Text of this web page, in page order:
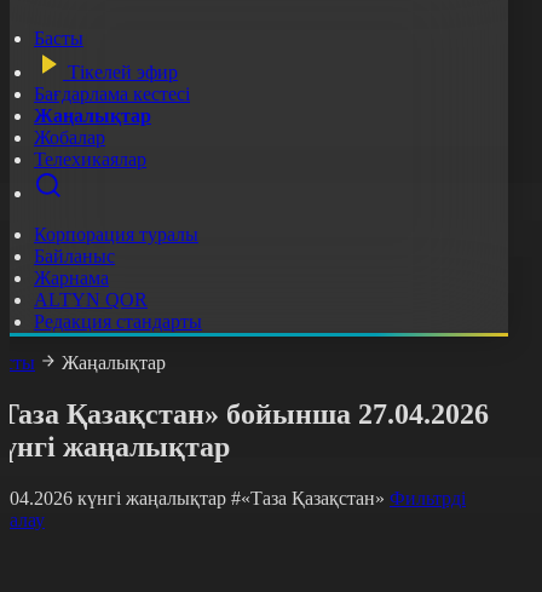
Басты
Тікелей эфир
Бағдарлама кестесі
Жаңалықтар
Жобалар
Телехикаялар
Корпорация туралы
Байланыс
Жарнама
ALTYN QOR
Редакция стандарты
Жаңалықтар
Қазақстан» бойынша 27.04.2026
жаңалықтар
күнгі жаңалықтар #«Таза Қазақстан» Фильтрді